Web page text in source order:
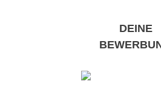
DEINE